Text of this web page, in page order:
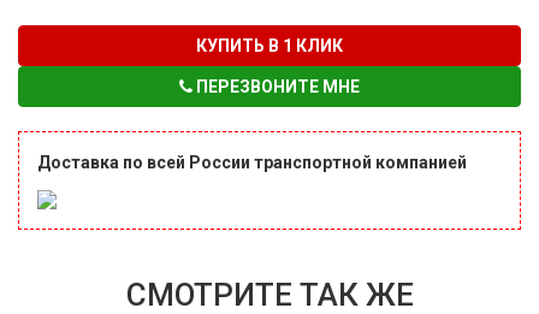
КУПИТЬ В 1 КЛИК
ПЕРЕЗВОНИТЕ МНЕ
Доставка по всей России транспортной компанией
СМОТРИТЕ ТАК ЖЕ